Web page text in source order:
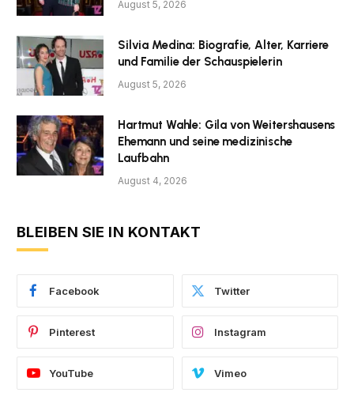
August 5, 2026
Silvia Medina: Biografie, Alter, Karriere
und Familie der Schauspielerin
August 5, 2026
Hartmut Wahle: Gila von Weitershausens
Ehemann und seine medizinische
Laufbahn
August 4, 2026
BLEIBEN SIE IN KONTAKT
Facebook Twitter
Pinterest Instagram
YouTube Vimeo